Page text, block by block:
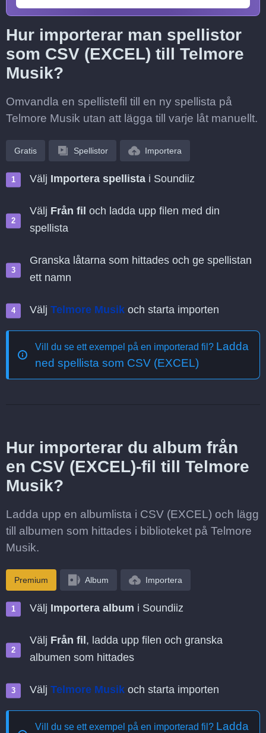
Hur importerar man spellistor
som CSV (EXCEL) till Telmore
Musik?
Omvandla en spellistefil till en ny spellista på
Telmore Musik utan att lägga till varje låt manuellt.
Gratis Spellistor Importera
Välj Importera spellista i Soundiiz
Välj Från fil och ladda upp filen med din
spellista
Granska låtarna som hittades och ge spellistan
ett namn
Välj Telmore Musik och starta importen
Vill du se ett exempel på en importerad fil? Ladda
ned spellista som CSV (EXCEL)
Hur importerar du album från
en CSV (EXCEL)-fil till Telmore
Musik?
Ladda upp en albumlista i CSV (EXCEL) och lägg
till albumen som hittades i biblioteket på Telmore
Musik.
Premium Album Importera
Välj Importera album i Soundiiz
Välj Från fil , ladda upp filen och granska
albumen som hittades
Välj Telmore Musik och starta importen
Vill du se ett exempel på en importerad fil? Ladda